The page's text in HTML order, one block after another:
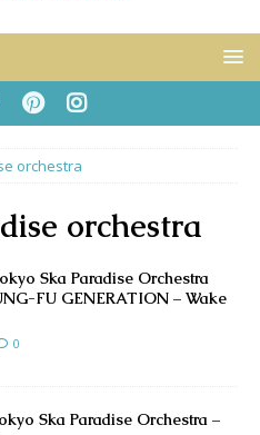
orchestra
orchestra
Ska Paradise Orchestra
FU GENERATION – Wake
0
Ska Paradise Orchestra –